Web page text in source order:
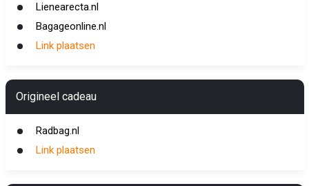
Lienearecta.nl
Bagageonline.nl
Link plaatsen
Origineel cadeau
Radbag.nl
Link plaatsen